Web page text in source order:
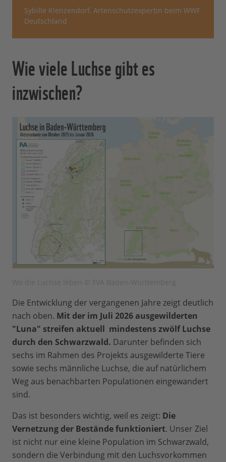
Sybille Klenzendorf, Artenschutzexpertin beim WWF
Deutschland
Wie viele Luchse gibt es
inzwischen?
Die Entwicklung der vergangenen Jahre zeigt deutlich
nach oben. Mit der im Juli 2026 ausgewilderten
"Luna" streifen aktuell mindestens zwölf Luchse
durch den Schwarzwald. Darunter befinden sich
sechs im Rahmen des Projekts ausgewilderte Tiere
sowie sechs männliche Luchse, die auf natürlichem
Weg aus benachbarten Populationen eingewandert
sind.
Das ist besonders wichtig, weil es zeigt: Die
Vernetzung der Bestände funktioniert. Unser Ziel
ist nicht nur eine kleine Population im Schwarzwald,
sondern die Verbindung mit den Luchsvorkommen